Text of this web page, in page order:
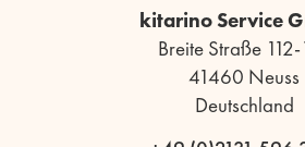
kitarino Service
Breite Straße
41460 Neuss
Deutschland